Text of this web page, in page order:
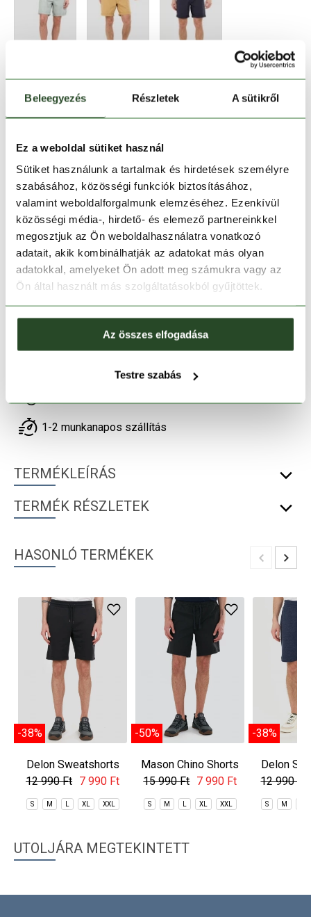
Beleegyezés Részletek A sütikről
Ez a weboldal sütiket használ
Sütiket használunk a tartalmak és hirdetések személyre
szabásához, közösségi funkciók biztosításához,
valamint weboldalforgalmunk elemzéséhez. Ezenkívül
közösségi média-, hirdető- és elemező partnereinkkel
megosztjuk az Ön weboldalhasználatra vonatkozó
adatait, akik kombinálhatják az adatokat más olyan
adatokkal, amelyeket Ön adott meg számukra vagy az
Ön által használt más szolgáltatásokból gyűjtöttek.
Az összes elfogadása
Testre szabás
TERMÉKLEÍRÁS
TERMÉK RÉSZLETEK
Méret: Mérettáblázat
28 30 33 34 36
Melyik üzletben elérhető
1-2 munkanapos szállítás
HASONLÓ TERMÉKEK
-38%
Delon Sweatshorts
12 990 Ft 7 990 Ft
S M XL XXL
-50%
Mason Chino Shorts
15 990 Ft 7 990 Ft
S M XL XXL
-38%
Delon
12 990 Ft
S M
UTOLJÁRA MEGTEKINTETT